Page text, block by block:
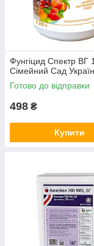
до мінімуму
великий спектр
як послідовно,
застосування
зернових культур і
Фунгіцид Спектр ВГ
Сімейний Сад
Готово до відправки
498 ₴
Купити